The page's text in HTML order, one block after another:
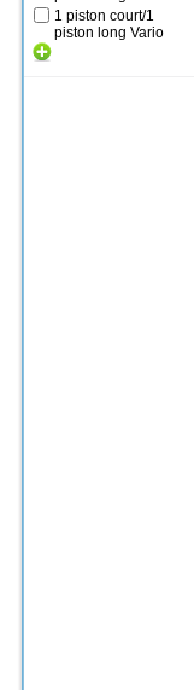
1 piston court/1
piston long Vario